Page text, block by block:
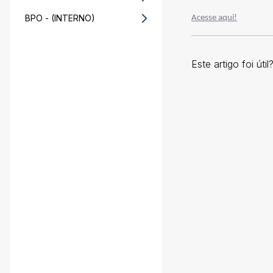
BPO - (INTERNO) Acesse aqui!
Este artigo foi